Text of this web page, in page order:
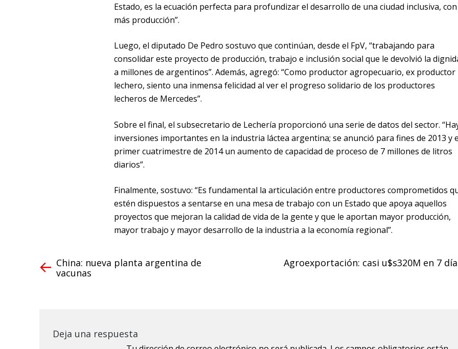
Estado, es la ecuación perfecta para profundizar el desarrollo de una ciudad inclusiva, con
más producción”.
Luego, el diputado De Pedro sostuvo que continúan, desde el FpV, “trabajando para
consolidar este proyecto de producción, trabajo e inclusión social que le devolvió la
a millones de argentinos”. Además, agregó: “Como productor agropecuario, ex productor
lechero, siento una inmensa felicidad al ver el progreso solidario de los productores
lecheros de Mercedes”.
Sobre el final, el subsecretario de Lechería proporcionó una serie de datos del sector.
inversiones importantes en la industria láctea argentina; se anunció para fines de 2013 y
primer cuatrimestre de 2014 un aumento de capacidad de proceso de 7 millones de litros
diarios”.
Finalmente, sostuvo: “Es fundamental la articulación entre productores comprometidos
estén dispuestos a sentarse en una mesa de trabajo con un Estado que apoya aquellos
proyectos que mejoran la calidad de vida de la gente y que le aportan mayor producción,
mayor trabajo y mayor desarrollo de la industria a la economía regional”.
China: nueva planta argentina de
vacunas
Agroexportación: casi u$s320M en 7
Deja una respuesta